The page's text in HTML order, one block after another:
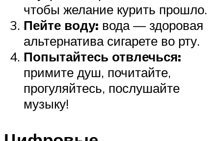
чтобы желание курить прошло.
Пейте воду: вода — здоровая
альтернатива сигарете во рту.
Попытайтесь отвлечься:
примите душ, почитайте,
прогуляйтесь, послушайте
музыку!